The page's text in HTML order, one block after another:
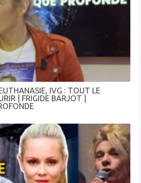
IVG : TOUT LE
| FRIGIDE BARJOT |